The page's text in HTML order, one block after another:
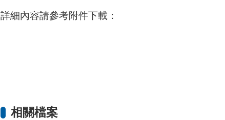
詳細內容請參考附件下載：
相關檔案